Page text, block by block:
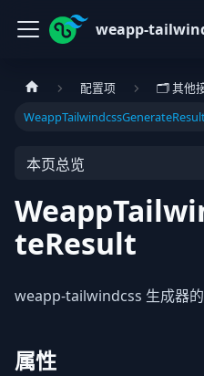
weapp-
配置项
🗂️ 其他
本页总览
teResult
weapp-tailwindcss 生成器的
属性